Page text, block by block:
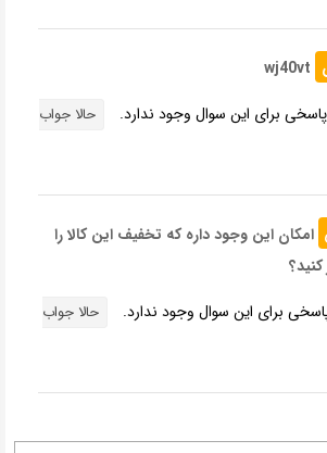
wj40vt
برای این سوال وجود ندارد.
حالا جواب
امکان این وجود داره که تخفیف این کالا را
برای این سوال وجود ندارد.
حالا جواب